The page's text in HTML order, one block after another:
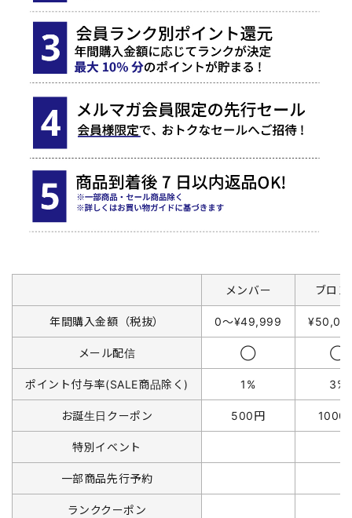
メンバー ブロン
年間購入金額（税抜） 0〜¥49,999
メール配信 ◯ ◯
ポイント付与率(SALE商品除く) 1% 3%
お誕生日クーポン 500円 1000
特別イベント
一部商品先行予約
ランククーポン